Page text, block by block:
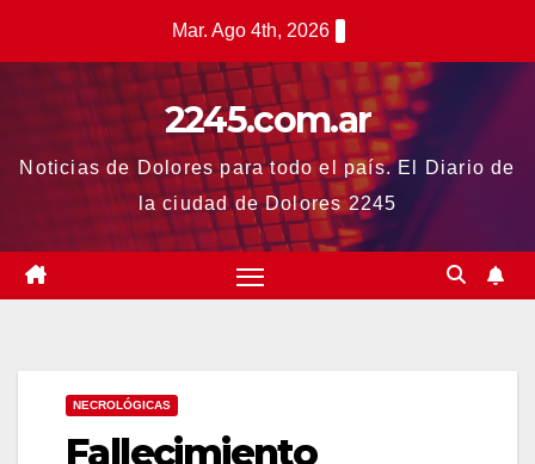
Mar. Ago 4th, 2026
2245.com.ar
Noticias de Dolores para todo el país. El Diario de
la ciudad de Dolores 2245
NECROLÓGICAS
Fallecimiento